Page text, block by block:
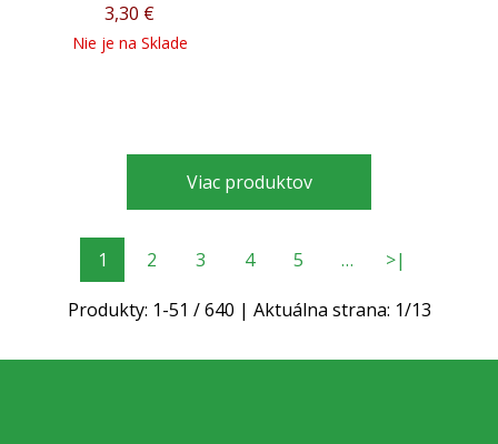
3,30 €
Nie je na Sklade
Viac produktov
1 2 3 4 5 … >|
Produkty: 1-51 /640 | Aktuálna strana: 1/13